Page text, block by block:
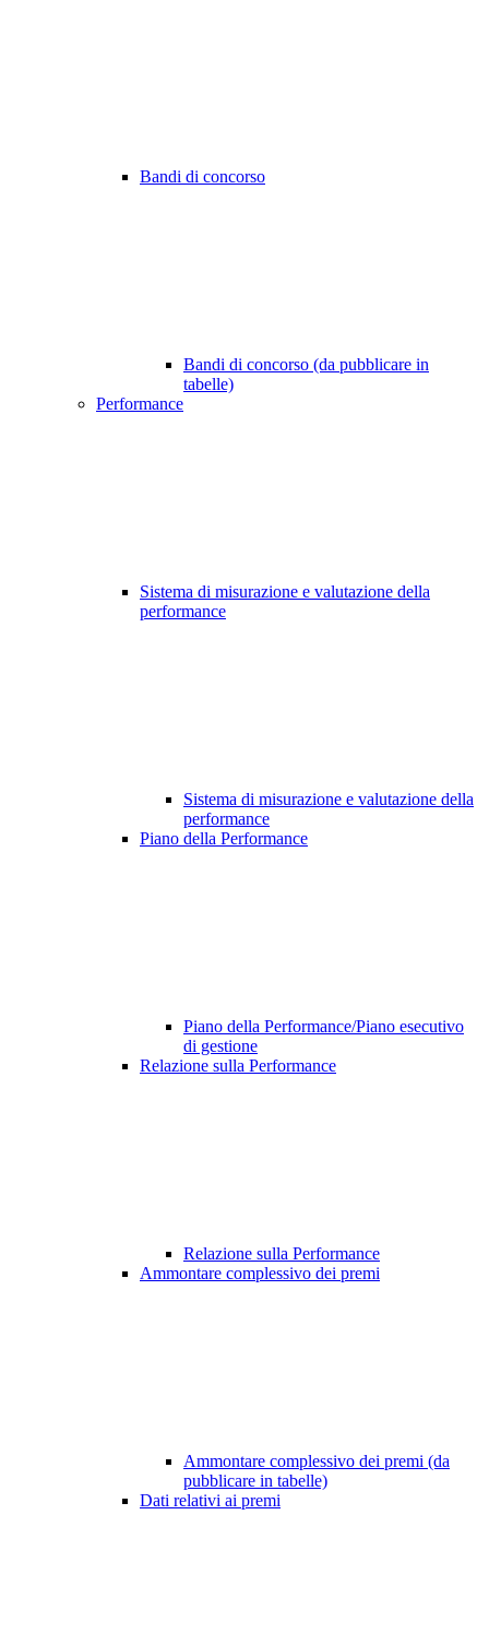
Bandi di concorso
Bandi di concorso (da pubblicare in
tabelle)
Performance
Sistema di misurazione e valutazione della
performance
Sistema di misurazione e valutazione della
performance
Piano della Performance
Piano della Performance/Piano esecutivo
di gestione
Relazione sulla Performance
Relazione sulla Performance
Ammontare complessivo dei premi
Ammontare complessivo dei premi (da
pubblicare in tabelle)
Dati relativi ai premi